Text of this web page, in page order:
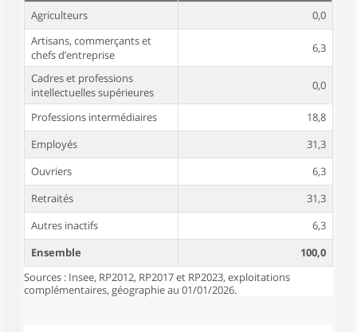
Agriculteurs
0,0
Artisans, commerçants et
chefs d’entreprise
6,3
Cadres et professions
intellectuelles supérieures
0,0
Professions intermédiaires
18,8
Employés
31,3
Ouvriers
6,3
Retraités
31,3
Autres inactifs
6,3
Ensemble
100,0
Sources : Insee, RP2012, RP2017 et RP2023, exploitations
complémentaires, géographie au 01/01/2026.